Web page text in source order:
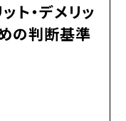
ト・デメリッ
の判断基準